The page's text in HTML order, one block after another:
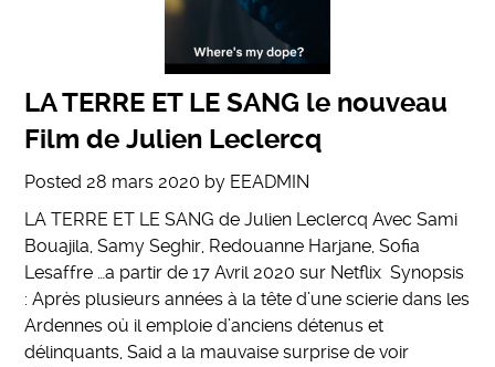
LA TERRE ET LE SANG le nouveau
Film de Julien Leclercq
Posted28 mars 2020 by EEADMIN
LA TERRE ET LE SANG de Julien Leclercq Avec Sami
Bouajila, Samy Seghir, Redouanne Harjane, Sofia
Lesaffre …a partir de 17 Avril 2020 sur Netflix Synopsis
: Après plusieurs années à la tête d’une scierie dans les
Ardennes où il emploie d’anciens détenus et
délinquants, Said a la mauvaise surprise de voir